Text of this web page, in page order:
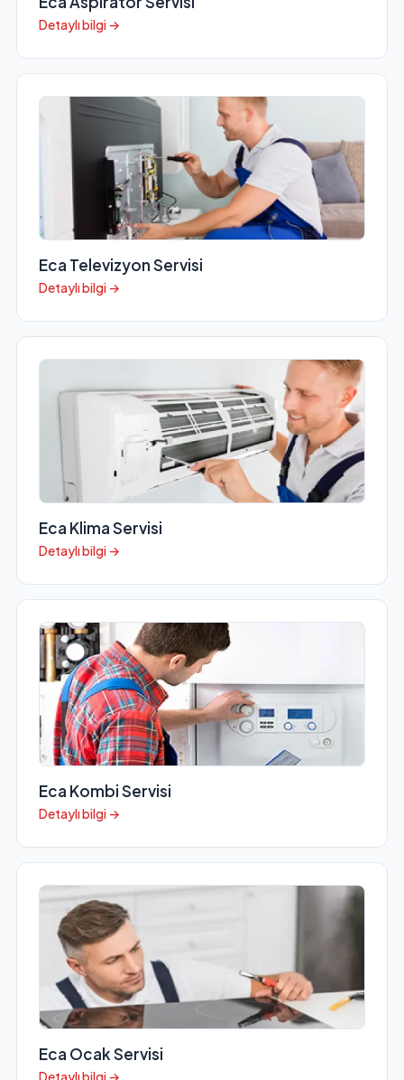
Detaylı bilgi →
Eca Televizyon Servisi
Detaylı bilgi →
Eca Klima Servisi
Detaylı bilgi →
Eca Kombi Servisi
Detaylı bilgi →
Eca Ocak Servisi